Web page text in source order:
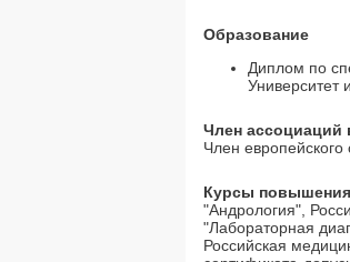
Образование
Диплом по
Университет
Член ассоциаций
Член европейского
Курсы
"Андрология",
"Лабораторная
Российская